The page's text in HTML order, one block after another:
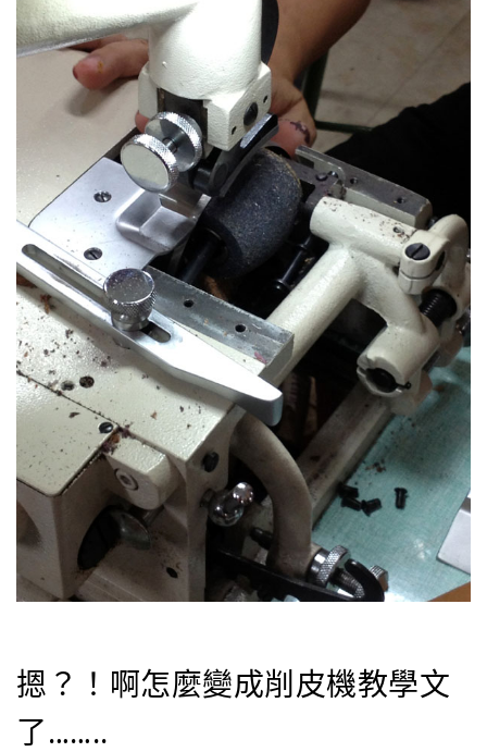
摁？！啊怎麼變成削皮機教學文
了……..